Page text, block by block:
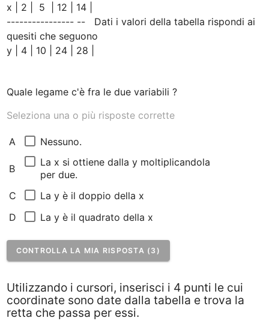
x | 2 |  5  | 12 | 14 |
---------------- --   Dati i valori della tabella rispondi ai
quesiti che seguono
y | 4 | 10 | 24 | 28 |
Quale legame c'è fra le due variabili ?
Seleziona una o più risposte corrette
A Nessuno.
B
La x si ottiene dalla y moltiplicandola
per due.
C
La y è il doppio della x
D
La y è il quadrato della x
CONTROLLA LA MIA RISPOSTA (3)
Utilizzando i cursori, inserisci i 4 punti le cui
coordinate sono date dalla tabella e trova la
retta che passa per essi.